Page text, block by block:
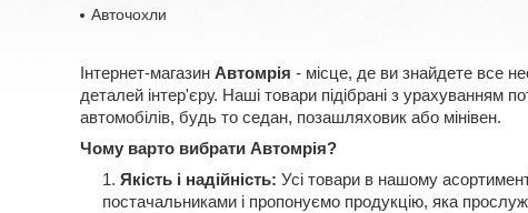
Авточохли
Інтернет-магазин Автомрія - місце, де ви знайдете все
деталей інтер'єру. Наші товари підібрані з урахуванням
автомобілів, будь то седан, позашляховик або мінівен.
Чому варто вибрати Автомрія?
Якість і надійність: Усі товари в нашому
постачальниками і пропонуємо продукцію, яка